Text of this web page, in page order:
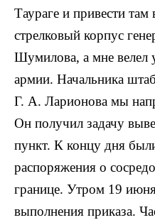
Таураге и привести
стрелковый корпус
Шумилова, а мне велел
армии. Начальника
Г. А. Ларионова мы
Он получил задачу
пункт. К концу дня
распоряжения о
границе. Утром 19
выполнения приказа.